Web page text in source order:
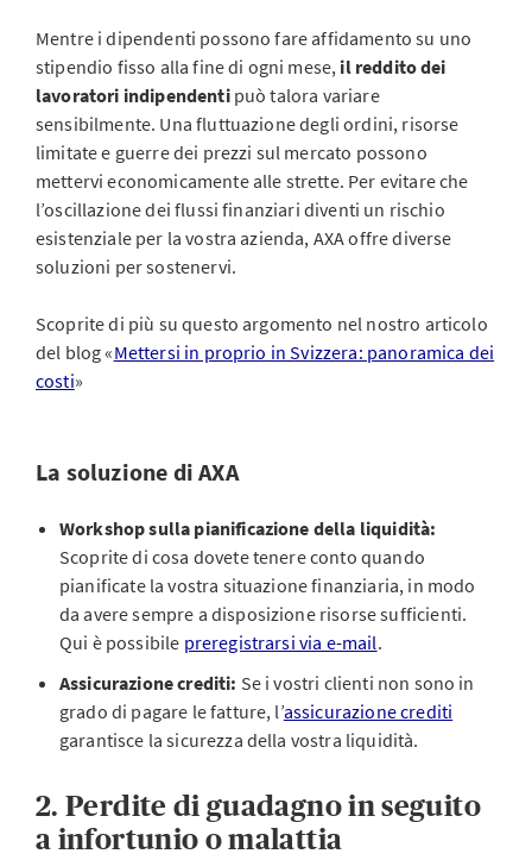
Mentre i dipendenti possono fare affidamento su uno
stipendio fisso alla fine di ogni mese, il reddito dei
lavoratori indipendentipuò talora variare
sensibilmente. Una fluttuazione degli ordini, risorse
limitate e guerre dei prezzi sul mercato possono
mettervi economicamente alle strette. Per evitare che
l’oscillazione dei flussi finanziari diventi un rischio
esistenziale per la vostra azienda, AXA offre diverse
soluzioni per sostenervi.
Scoprite di più su questo argomento nel nostro articolo
del blog «Mettersi in proprio in Svizzera: panoramica dei
costi»
La soluzione di AXA
Workshop sulla pianificazione della liquidità:
Scoprite di cosa dovete tenere conto quando
pianificate la vostra situazione finanziaria, in modo
da avere sempre a disposizione risorse sufficienti.
Qui è possibile preregistrarsi via e-mail.
Assicurazione crediti: Se i vostri clienti non sono in
grado di pagare le fatture, l’assicurazione crediti
garantisce la sicurezza della vostra liquidità.
2. Perdite di guadagno in seguito
a infortunio o malattia